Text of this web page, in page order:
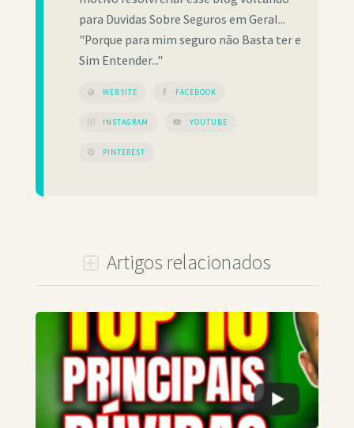
para Duvidas Sobre Seguros em Geral...
"Porque para mim seguro não Basta ter e
Sim Entender..."
WEBSITE FACEBOOK
INSTAGRAM YOUTUBE
PINTEREST
Artigos relacionados